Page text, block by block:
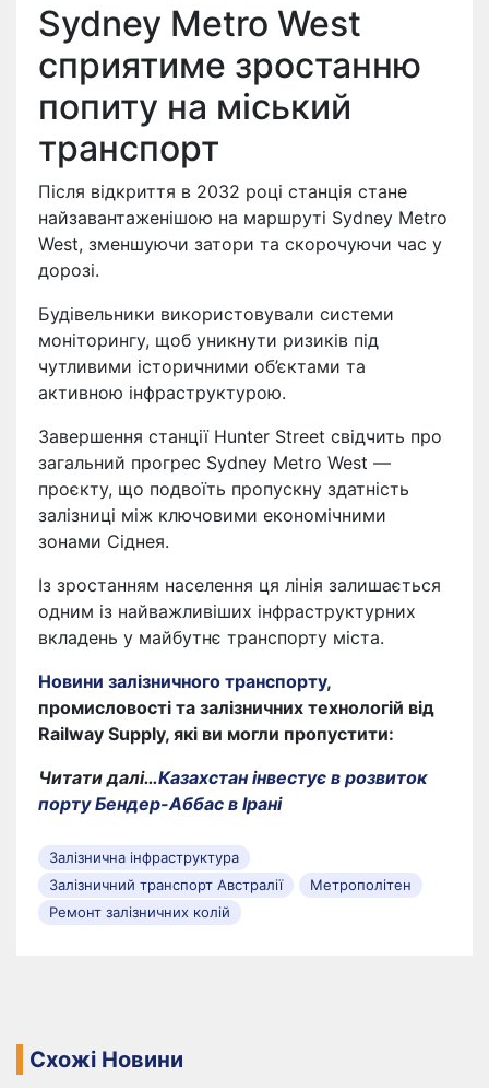
Sydney Metro West
сприятиме зростанню
попиту на міський
транспорт
Після відкриття в 2032 році станція стане
найзавантаженішою на маршруті Sydney Metro
West, зменшуючи затори та скорочуючи час у
дорозі.
Будівельники використовували системи
моніторингу, щоб уникнути ризиків під
чутливими історичними об’єктами та
активною інфраструктурою.
Завершення станції Hunter Street свідчить про
загальний прогрес Sydney Metro West —
проєкту, що подвоїть пропускну здатність
залізниці між ключовими економічними
зонами Сіднея.
Із зростанням населення ця лінія залишається
одним із найважливіших інфраструктурних
вкладень у майбутнє транспорту міста.
Новини залізничного транспорту,
промисловості та залізничних технологій від
Railway Supply, які ви могли пропустити:
Читати далі…Казахстан інвестує в розвиток
порту Бендер-Аббас в Ірані
Залізнична інфраструктура
Залізничний транспорт Австралії
Метрополітен
Ремонт залізничних колій
Схожі Новини